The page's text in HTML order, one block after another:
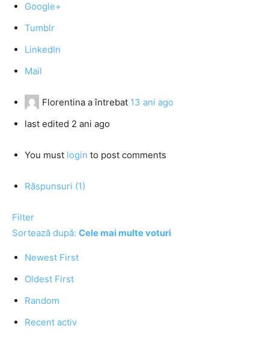
Google+
Tumblr
LinkedIn
Mail
Florentina a întrebat 13 ani ago
last edited 2 ani ago
You must login to post comments
Răspunsuri (1)
Filter
Sortează după: Cele mai multe voturi
Newest First
Oldest First
Random
Recent activ